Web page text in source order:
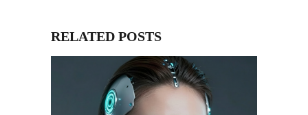
RELATED POSTS